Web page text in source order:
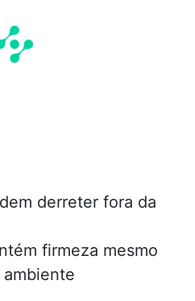
derreter fora da
firmeza mesmo